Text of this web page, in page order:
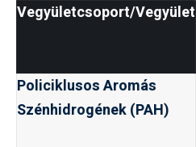
Vegyületcsoport/Vegyület
Policiklusos Aromás
Szénhidrogének (PAH)